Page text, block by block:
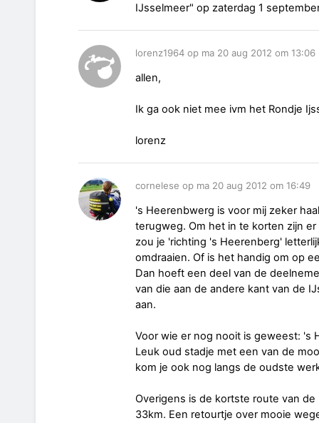
IJsselmeer" op zaterdag 1
lorenz1964 op ma 20 aug 2012 om 13:06
allen,
Ik ga ook niet mee ivm het Rondje
lorenz
cornelese op ma 20 aug 2012 om 16:49
's Heerenbwerg is voor mij zeker
terugweg. Om het in te korten zijn
zou je 'richting 's Heerenberg'
omdraaien. Of is het handig om op
Dan hoeft een deel van de
van die aan de andere kant van de
aan.
Voor wie er nog nooit is geweest: 's
Leuk oud stadje met een van de
kom je ook nog langs de oudste
Overigens is de kortste route van
33km. Een retourtje over mooie